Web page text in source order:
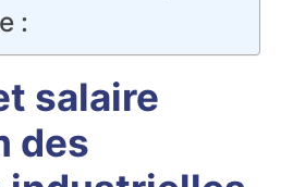
:
salaire
des